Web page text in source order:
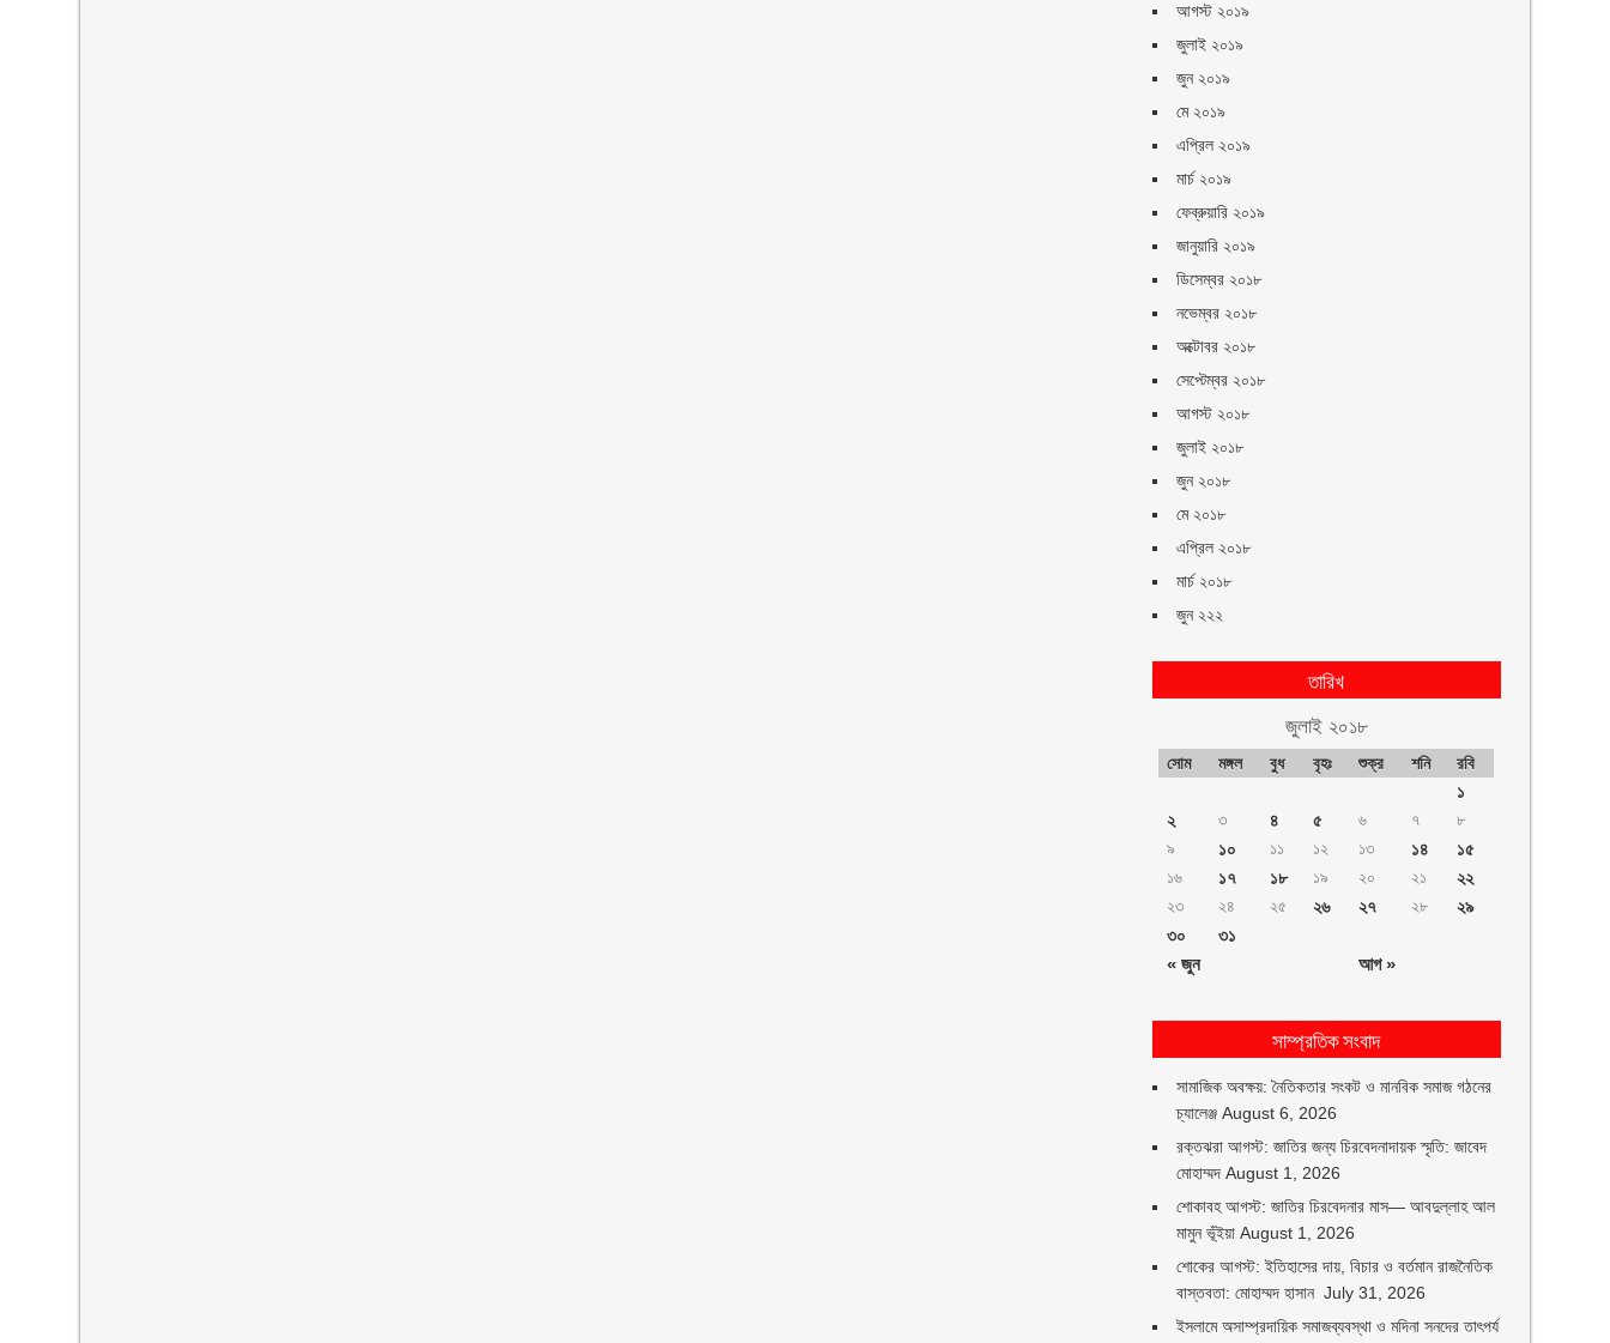
আগস্ট ২০১৯
জুলাই ২০১৯
জুন ২০১৯
মে ২০১৯
এপ্রিল ২০১৯
মার্চ ২০১৯
ফেব্রুয়ারি ২০১৯
জানুয়ারি ২০১৯
ডিসেম্বর ২০১৮
নভেম্বর ২০১৮
অক্টোবর ২০১৮
সেপ্টেম্বর ২০১৮
আগস্ট ২০১৮
জুলাই ২০১৮
জুন ২০১৮
মে ২০১৮
এপ্রিল ২০১৮
মার্চ ২০১৮
জুন ২২২
তারিখ
জুলাই ২০১৮
সোম মঙ্গল বুধ বৃহঃ শুক্র শনি রবি
« জুন আগ »
১
২
৩ ৪ ৫ ৬ ৭
৮
৯
১০ ১১ ১২ ১৩ ১৪ ১৫
১৬ ১৭ ১৮ ১৯ ২০ ২১ ২২
২৩ ২৪ ২৫ ২৬ ২৭ ২৮
২৯
৩০
৩১
সাম্প্রতিক সংবাদ
সামাজিক অবক্ষয়: নৈতিকতার সংকট ও মানবিক সমাজ গঠনের
চ্যালেঞ্জ August 6, 2026
রক্তঝরা আগস্ট: জাতির জন্য চিরবেদনাদায়ক স্মৃতি: জাবেদ
মোহাম্মদ August 1, 2026
শোকাবহ আগস্ট: জাতির চিরবেদনার মাস— আবদুল্লাহ আল
মামুন ভূঁইয়া August 1, 2026
শোকের আগস্ট: ইতিহাসের দায়, বিচার ও বর্তমান রাজনৈতিক
বাস্তবতা: মোহাম্মদ হাসান July 31, 2026
ইসলামে অসাম্প্রদায়িক সমাজব্যবস্থা ও মদিনা সনদের তাৎপর্য